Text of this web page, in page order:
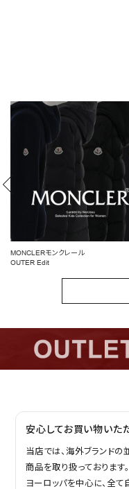
BLOUSE/SHIRT
安心してお買い物いた
当店では、海外ブランド
商品を取り扱っております。
ヨーロッパを中心に、全